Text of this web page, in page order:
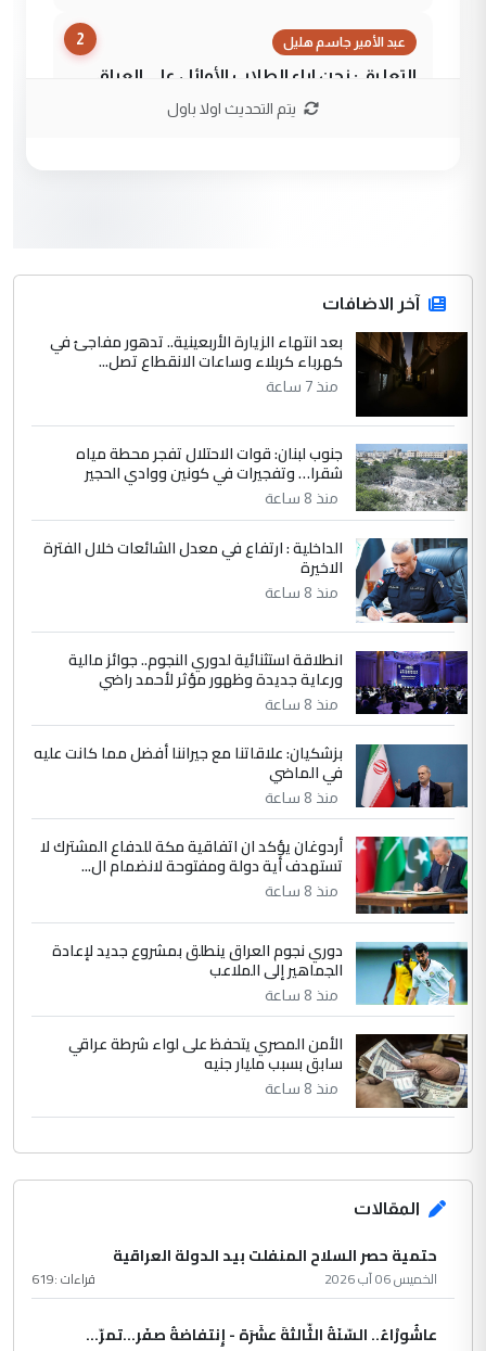
2 عبد الأمير جاسم هليل
التعليق : نحن اباء الطلاب الأوائل على العراق
نتشرف بلقاء السيد احمد الصافي في العتبات
التعليق : قرار مستعجل جدا ولامصلحة فيه
للوزاره ولا للمواطن القرار الصائب يكون بعد
الاستماع للمدير ومغرفة ...
الموضوع :
وزير الصحة يعفي مدير مستشفى الكرخ
العام في بغداد
4 سردار
التعليق : واحد من عصابة علي ماما يسقط
جنسية الرافد الثالث للعراق ومن اصول عريقة
الموضوع :
الجواهري يرد على صدام حسين سل
مضجعيك يابن الزنا (نص كامل)
5 سردار
التعليق : واحد من عصابة علي ماما يسقط
جنسية الرافد الثالث للعراق ومن اصول عريقة
الموضوع :
الجواهري يرد على صدام حسين سل
مضجعيك يابن الزنا (نص كامل)
يتم التحديث اولا باول
آخر الاضافات
بعد انتهاء الزيارة الأربعينية.. تدهور مفاجئ في
كهرباء كربلاء وساعات الانقطاع تصل...
منذ 7 ساعة
جنوب لبنان: قوات الاحتلال تفجر محطة مياه
شقرا… وتفجيرات في كونين ووادي الحجير
منذ 8 ساعة
الداخلية : ارتفاع في معدل الشائعات خلال الفترة
الاخيرة
منذ 8 ساعة
انطلاقة استثنائية لدوري النجوم.. جوائز مالية
ورعاية جديدة وظهور مؤثر لأحمد راضي
منذ 8 ساعة
بزشكيان: علاقاتنا مع جيراننا أفضل مما كانت عليه
في الماضي
منذ 8 ساعة
أردوغان يؤكد ان اتفاقية مكة للدفاع المشترك لا
تستهدف أية دولة ومفتوحة لانضمام ال...
منذ 8 ساعة
دوري نجوم العراق ينطلق بمشروع جديد لإعادة
الجماهير إلى الملاعب
منذ 8 ساعة
الأمن المصري يتحفظ على لواء شرطة عراقي
سابق بسبب مليار جنيه
منذ 8 ساعة
المقالات
حتمية حصر السلاح المنفلت بيد الدولة العراقية
الخميس 06 آب 2026 قراءات :619
عاشُورْاءُ.. السّنَةُ الثّالثةَ عشَرَة - إِنتفاضةُ صفَر…تمرّ...